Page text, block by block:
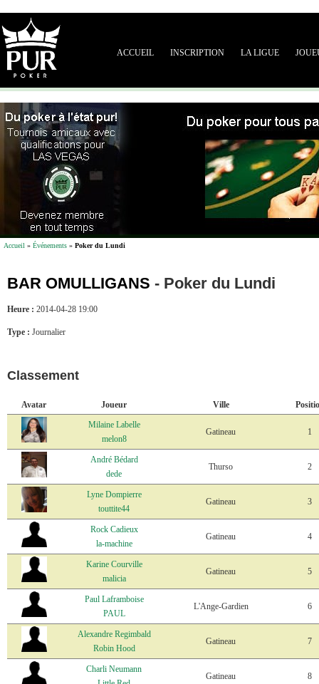
ACCUEIL INSCRIPTION LA LIGUE
Accueil » Événements » Poker du Lundi
BAR OMULLIGANS - Poker du Lundi
Heure : 2014-04-28 19:00
Type : Journalier
Classement
Avatar Joueur Ville
Milaine Labelle
melon8
Gatineau 1
André Bédard
dede
Thurso 2
Lyne Dompierre
touttite44
Gatineau 3
Rock Cadieux
la-machine
Gatineau 4
Karine Courville
malicia
Gatineau 5
Paul Laframboise
PAUL
L'Ange-Gardien 6
Alexandre Regimbald
Robin Hood
Gatineau 7
Charli Neumann
Gatineau 8